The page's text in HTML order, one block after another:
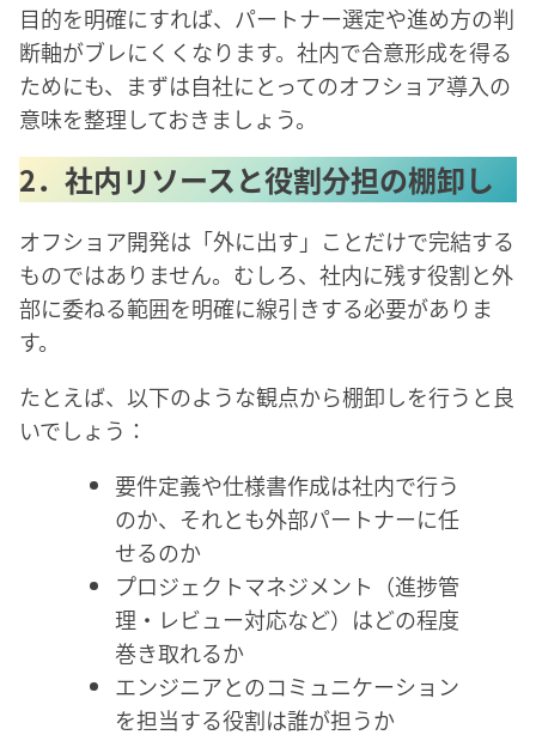
目的を明確にすれば、パートナー選定や進め方の判
断軸がブレにくくなります。社内で合意形成を得る
ためにも、まずは自社にとってのオフショア導入の
意味を整理しておきましょう。
2．社内リソースと役割分担の棚卸し
オフショア開発は「外に出す」ことだけで完結する
ものではありません。むしろ、社内に残す役割と外
部に委ねる範囲を明確に線引きする必要がありま
す。
たとえば、以下のような観点から棚卸しを行うと良
いでしょう：
要件定義や仕様書作成は社内で行う
のか、それとも外部パートナーに任
せるのか
プロジェクトマネジメント（進捗管
理・レビュー対応など）はどの程度
巻き取れるか
エンジニアとのコミュニケーション
を担当する役割は誰が担うか